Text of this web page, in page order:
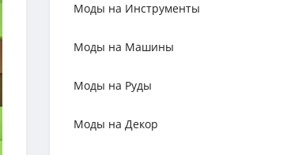
Моды на Инструменты
Моды на Машины
Моды на Руды
Моды на Декор